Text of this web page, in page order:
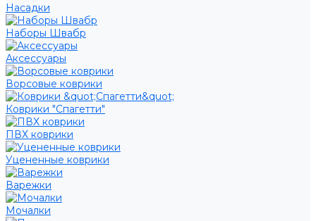
Насадки
Наборы Швабр
Аксессуары
Ворсовые коврики
Коврики "Спагетти"
ПВХ коврики
Уцененные коврики
Варежки
Мочалки